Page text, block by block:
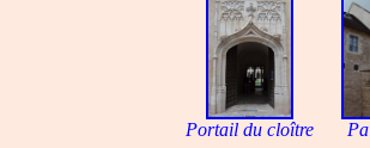
Portail du cloître